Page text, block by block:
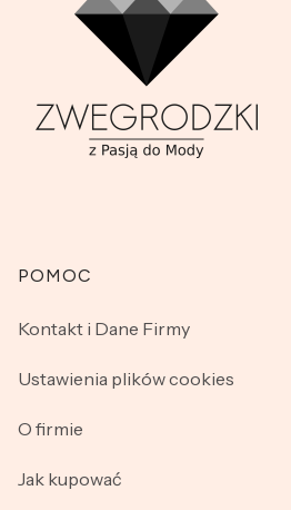
Linki w stopce
POMOC
Kontakt i Dane Firmy
Ustawienia plików cookies
O firmie
Jak kupować